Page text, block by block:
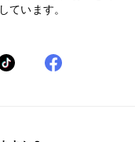
ています。